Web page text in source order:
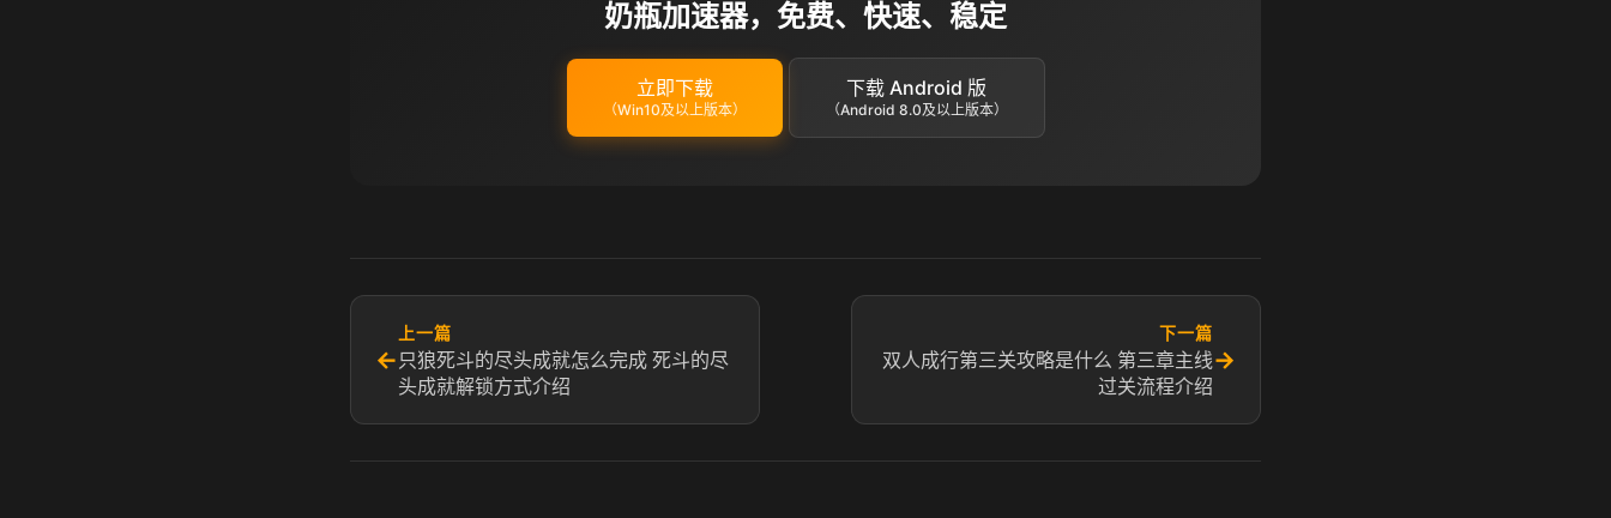
奶瓶加速器，免费、快速、稳定
立即下载
（Win10及以上版本）
下载 Android 版
（Android 8.0及以上版本）
←
上一篇
只狼死斗的尽头成就怎么完成 死斗的尽
头成就解锁方式介绍
下一篇
双人成行第三关攻略是什么 第三章主线
过关流程介绍
→